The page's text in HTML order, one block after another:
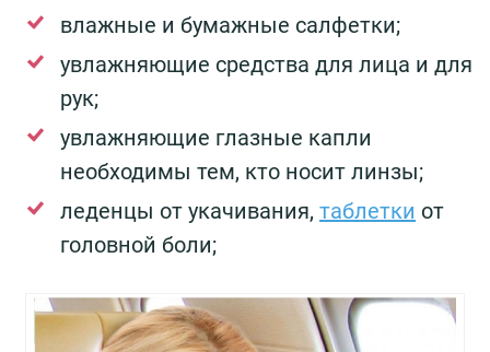
влажные и бумажные салфетки;
увлажняющие средства для лица и для
рук;
увлажняющие глазные капли
необходимы тем, кто носит линзы;
леденцы от укачивания, таблетки от
головной боли;